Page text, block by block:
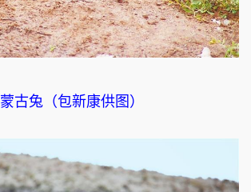
蒙古兔（包新康供图）